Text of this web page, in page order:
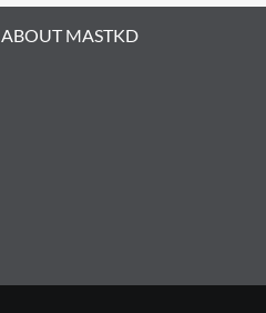
ABOUT MASTKD